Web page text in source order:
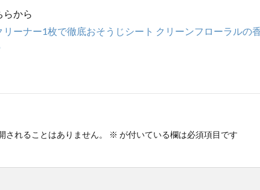
らから
リーナー1枚で徹底おそうじシート クリーンフローラルの
されることはありません。 ※ が付いている欄は必須項目です